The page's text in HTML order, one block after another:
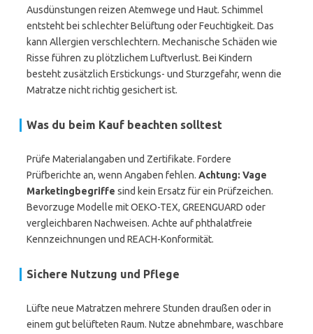
Ausdünstungen reizen Atemwege und Haut. Schimmel
entsteht bei schlechter Belüftung oder Feuchtigkeit. Das
kann Allergien verschlechtern. Mechanische Schäden wie
Risse führen zu plötzlichem Luftverlust. Bei Kindern
besteht zusätzlich Erstickungs- und Sturzgefahr, wenn die
Matratze nicht richtig gesichert ist.
Was du beim Kauf beachten solltest
Prüfe Materialangaben und Zertifikate. Fordere
Prüfberichte an, wenn Angaben fehlen. Achtung: Vage
Marketingbegriffe sind kein Ersatz für ein Prüfzeichen.
Bevorzuge Modelle mit OEKO-TEX, GREENGUARD oder
vergleichbaren Nachweisen. Achte auf phthalatfreie
Kennzeichnungen und REACH-Konformität.
Sichere Nutzung und Pflege
Lüfte neue Matratzen mehrere Stunden draußen oder in
einem gut belüfteten Raum. Nutze abnehmbare, waschbare